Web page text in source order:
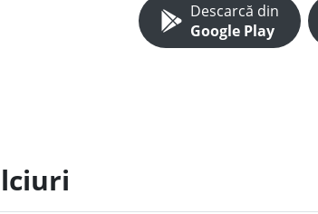
Descarcă din
Google Play